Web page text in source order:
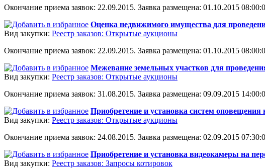
Окончание приема заявок: 22.09.2015. Заявка размещена: 01.10.2015
Оценка недвижимого имущества для
Вид закупки: Реестр заказов: Открытые аукционы
Окончание приема заявок: 22.09.2015. Заявка размещена: 01.10.2015
Межевание земельных участков для
Вид закупки: Реестр заказов: Открытые аукционы
Окончание приема заявок: 31.08.2015. Заявка размещена: 09.09.2015
Приобретение и установка систем оповещения
Вид закупки: Реестр заказов: Открытые аукционы
Окончание приема заявок: 24.08.2015. Заявка размещена: 02.09.2015
Приобретение и установка видеокамеры на
Вид закупки: Реестр заказов: Запросы котировок